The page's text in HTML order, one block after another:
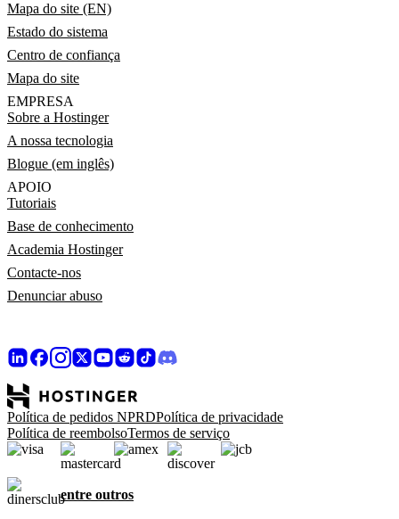
Mapa do site (EN)
Estado do sistema
Centro de confiança
Mapa do site
EMPRESA
Sobre a Hostinger
A nossa tecnologia
Blogue (em inglês)
APOIO
Tutoriais
Base de conhecimento
Academia Hostinger
Contacte-nos
Denunciar abuso
Política de pedidos NPRDPolítica de privacidade
Política de reembolsoTermos de serviço
entre outros